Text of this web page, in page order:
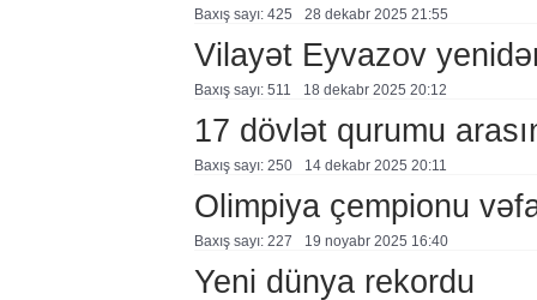
Baxış sayı: 425 28 dekabr 2025 21:55
Vilayət Eyvazov
Baxış sayı: 511 18 dekabr 2025 20:12
17 dövlət qurumu
Baxış sayı: 250 14 dekabr 2025 20:11
Olimpiya çempionu
Baxış sayı: 227 19 noyabr 2025 16:40
Yeni dünya rekordu